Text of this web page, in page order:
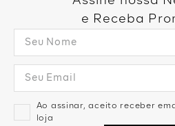
Vamos tentar